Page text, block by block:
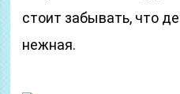
стоит забывать, что
нежная.